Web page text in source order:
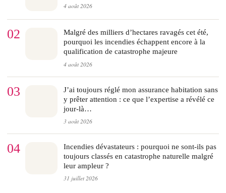
4 août 2026
02
Malgré des milliers d’hectares ravagés cet été,
pourquoi les incendies échappent encore à la
qualification de catastrophe majeure
4 août 2026
03
J’ai toujours réglé mon assurance habitation sans
y prêter attention : ce que l’expertise a révélé ce
jour-là…
3 août 2026
04
Incendies dévastateurs : pourquoi ne sont-ils pas
toujours classés en catastrophe naturelle malgré
leur ampleur ?
31 juillet 2026